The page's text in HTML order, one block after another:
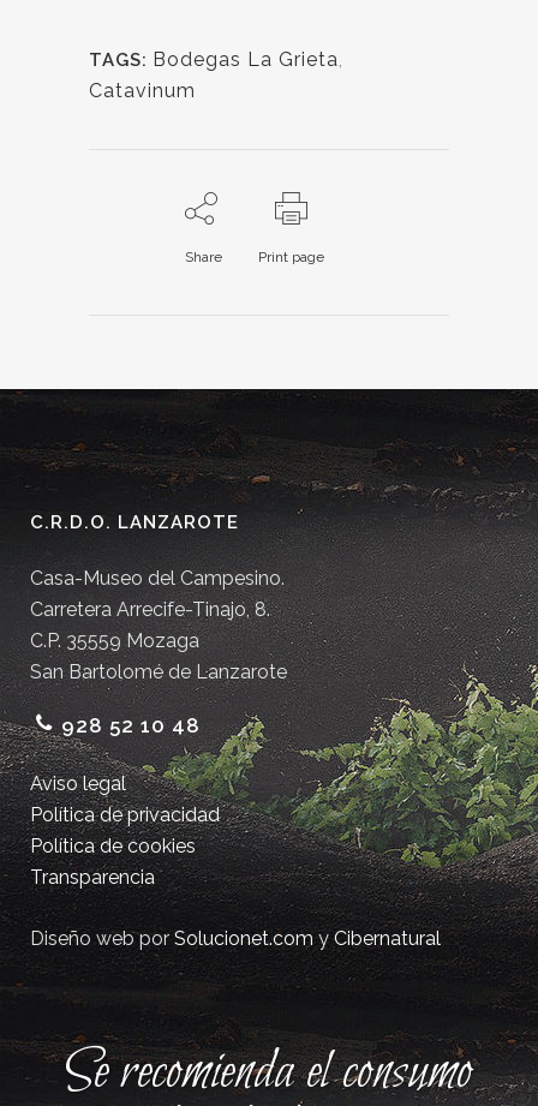
TAGS: Bodegas La Grieta,
Catavinum
Share Print page
C.R.D.O. LANZAROTE
Casa-Museo del Campesino.
Carretera Arrecife-Tinajo, 8.
C.P. 35559 Mozaga
San Bartolomé de Lanzarote
928 52 10 48
Aviso legal
Política de privacidad
Política de cookies
Transparencia
Diseño web porSolucionet.comyCibernatural
Se recomienda el consumo